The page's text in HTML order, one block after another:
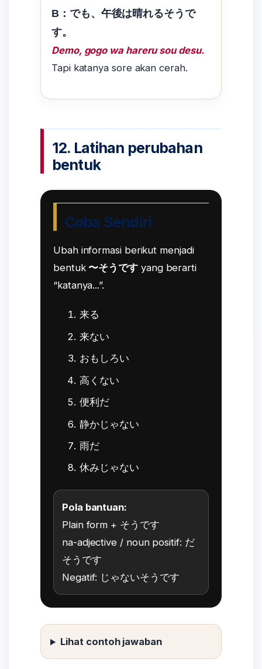
B：でも、午後は晴れるそうで
す。
Demo, gogo wa hareru sou desu.
Tapi katanya sore akan cerah.
12. Latihan perubahan
bentuk
Coba Sendiri
Ubah informasi berikut menjadi
bentuk 〜そうです yang berarti
“katanya...”.
来る
来ない
おもしろい
高くない
便利だ
静かじゃない
雨だ
休みじゃない
Pola bantuan:
Plain form + そうです
na-adjective / noun positif: だ
そうです
Negatif: じゃないそうです
Lihat contoh jawaban